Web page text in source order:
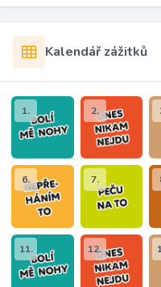
Kalendář zážitků
1. 2.
6. 7.
11. 12.